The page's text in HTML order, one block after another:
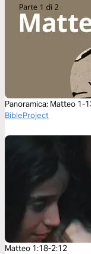
Panoramica: Matteo 1-
BibleProject
Matteo 1:18-2:12